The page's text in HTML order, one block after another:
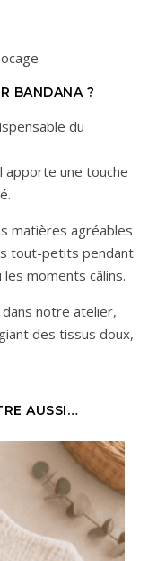
BANDANA ?
du
apporte une touche
matières agréables
tout-petits pendant
moments câlins.
notre atelier,
des tissus doux,
AUSSI…